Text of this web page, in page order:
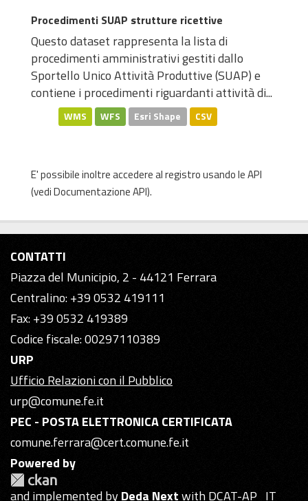
Procedimenti SUAP strutture ricettive
Questo dataset rappresenta la lista di
procedimenti amministrativi gestiti dallo
Sportello Unico Attività Produttive (SUAP) e
contiene i procedimenti riguardanti attività di...
WMS WFS Esri Shape CSV
E' possibile inoltre accedere al registro usando leAPI
(vediDocumentazione API).
CONTATTI
Piazza del Municipio, 2 - 44121 Ferrara
Centralino: +39 0532 419111
Fax: +39 0532 419389
Codice fiscale: 00297110389
URP
Ufficio Relazioni con il Pubblico
urp@comune.fe.it
PEC - POSTA ELETTRONICA CERTIFICATA
comune.ferrara@cert.comune.fe.it
Powered by
and implemented byDeda Nextwith DCAT-AP_IT